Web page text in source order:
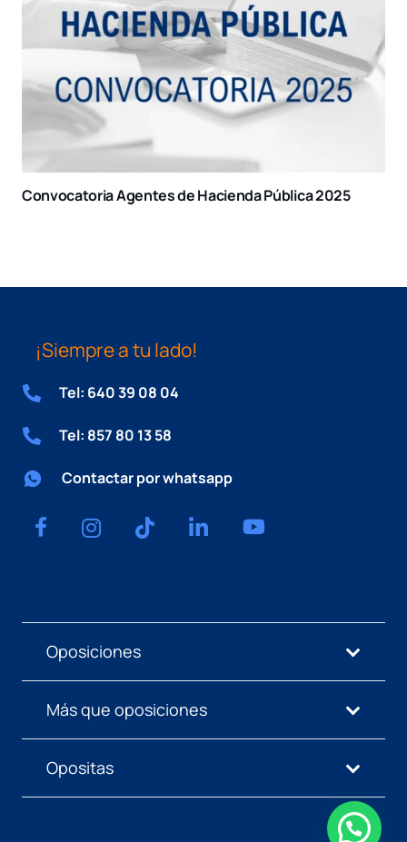
Convocatoria Administración Seguridad Social 2025 –
¡Siempre a tu lado!
Tel: 640 39 08 04
Tel: 857 80 13 58
Contactar por whatsapp
Oposiciones
Más que oposiciones
Opositas